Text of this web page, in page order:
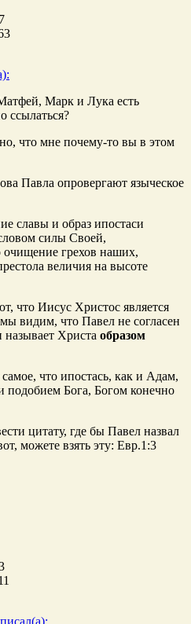
Марк и Лука есть
ссылаться?
что мне почему-то вы в этом
Павла опровергают языческое
славы и образ ипостаси
силы Своей,
грехов наших,
величия на высоте
что Иисус Христос является
видим, что Павел не согласен
Христа образом
что ипостась, как и Адам,
подобием Бога, Богом конечно
цитату, где бы Павел назвал
можете взять эту: Евр.1:3